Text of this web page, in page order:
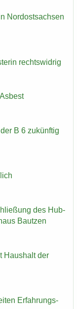
Nord­ost­sach­sen
rechts­wid­rig
B 6 zu­künf­tig
des Hub­
Baut­zen
Haus­halt der
Er­fah­rungs­